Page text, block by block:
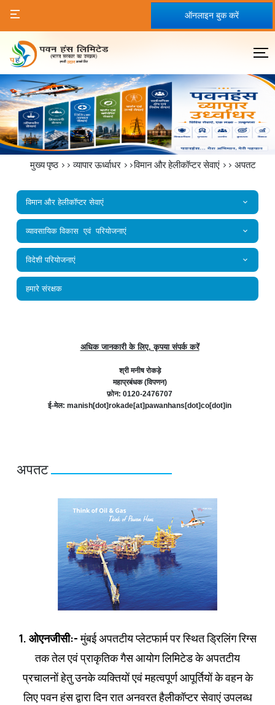
ऑनलाइन बुक करें
मुख्य पृष्ठ >>व्यापार ऊर्ध्वाधर >>विमान और हेलीकॉप्टर सेवाएं >>अपतट
विमान और हेलीकॉप्टर सेवाएं
व्यावसायिक विकास एवं परियोजनाएं
विदेशी परियोजनाएं
हमारे संरक्षक
अधिक जानकारी के लिए, कृपया संपर्क करें
श्री मनीष रोकड़े
महाप्रबंधक (विपणन)
फ़ोन: 0120-2476707
ई-मेल: manish[dot]rokade[at]pawanhans[dot]co[dot]in
अपतट
1. ओएनजीसी:-मुंबई अपतटीय प्‍लेटफार्म पर स्थित ड्रिलिंग रिग्‍स
तक तेल एवं प्राकृतिक गैस आयोग लिमिटेड के अपतटीय
प्रचालनों हेतु उनके व्यक्तियों एवं महत्‍वपूर्ण आपूर्तियों के वहन के
लिए पवन हंस द्वारा दिन रात अनवरत हैलीकॉप्‍टर सेवाएं उपलब्‍ध